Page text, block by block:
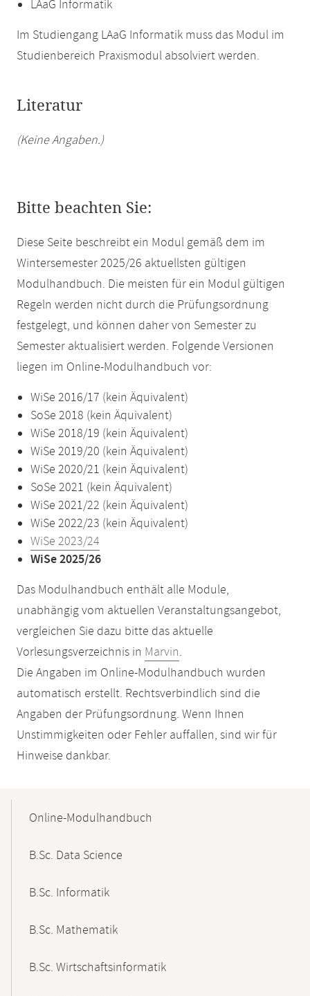
LAaG Informatik
Im Studiengang LAaG Informatik muss das Modul im
Studienbereich Praxismodul absolviert werden.
Literatur
(Keine Angaben.)
Bitte beachten Sie:
Diese Seite beschreibt ein Modul gemäß dem im
Wintersemester 2025/26 aktuellsten gültigen
Modulhandbuch. Die meisten für ein Modul gültigen
Regeln werden nicht durch die Prüfungsordnung
festgelegt, und können daher von Semester zu
Semester aktualisiert werden. Folgende Versionen
liegen im Online-Modulhandbuch vor:
WiSe 2016/17 (kein Äquivalent)
SoSe 2018 (kein Äquivalent)
WiSe 2018/19 (kein Äquivalent)
WiSe 2019/20 (kein Äquivalent)
WiSe 2020/21 (kein Äquivalent)
SoSe 2021 (kein Äquivalent)
WiSe 2021/22 (kein Äquivalent)
WiSe 2022/23 (kein Äquivalent)
WiSe 2023/24
WiSe 2025/26
Das Modulhandbuch enthält alle Module,
unabhängig vom aktuellen Veranstaltungsangebot,
vergleichen Sie dazu bitte das aktuelle
Vorlesungsverzeichnis in Marvin.
Die Angaben im Online-Modulhandbuch wurden
automatisch erstellt. Rechtsverbindlich sind die
Angaben der Prüfungsordnung. Wenn Ihnen
Unstimmigkeiten oder Fehler auffallen, sind wir für
Hinweise dankbar.
NavigationOnline-Modulhandbuch
B.Sc. Data Science
B.Sc. Informatik
B.Sc. Mathematik
B.Sc. Wirtschaftsinformatik